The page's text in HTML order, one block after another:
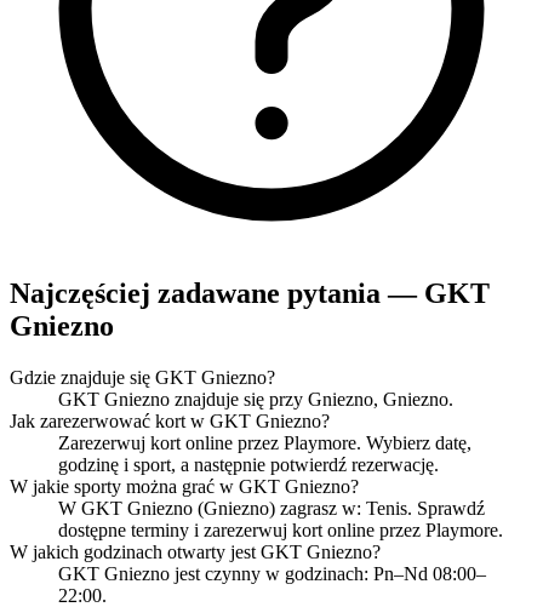
Najczęściej zadawane pytania — GKT
Gniezno
Gdzie znajduje się GKT Gniezno?
GKT Gniezno znajduje się przy Gniezno, Gniezno.
Jak zarezerwować kort w GKT Gniezno?
Zarezerwuj kort online przez Playmore. Wybierz datę,
godzinę i sport, a następnie potwierdź rezerwację.
W jakie sporty można grać w GKT Gniezno?
W GKT Gniezno (Gniezno) zagrasz w: Tenis. Sprawdź
dostępne terminy i zarezerwuj kort online przez Playmore.
W jakich godzinach otwarty jest GKT Gniezno?
GKT Gniezno jest czynny w godzinach: Pn–Nd 08:00–
22:00.